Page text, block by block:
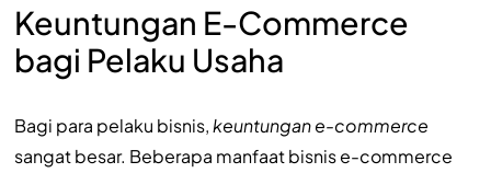
Keuntungan E-Commerce
bagi Pelaku Usaha
Bagi para pelaku bisnis,keuntungan e-commerce
sangat besar. Beberapa manfaat bisnis e-commerce